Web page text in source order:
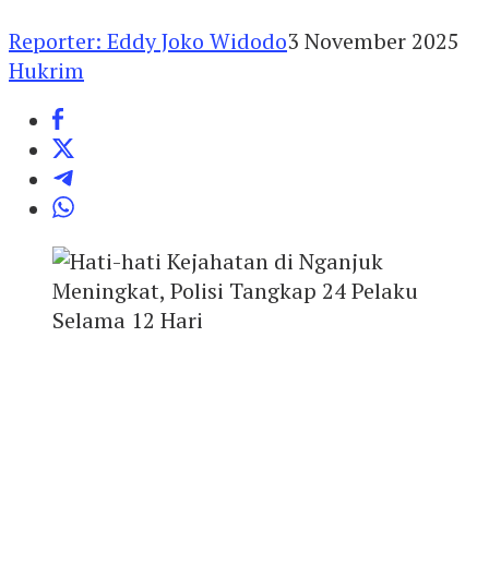
Reporter: Eddy Joko Widodo3 November 2025
Hukrim